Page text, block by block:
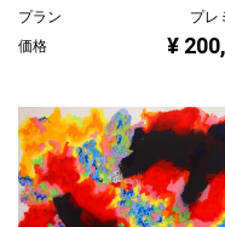
プラン
プレ
価格
¥